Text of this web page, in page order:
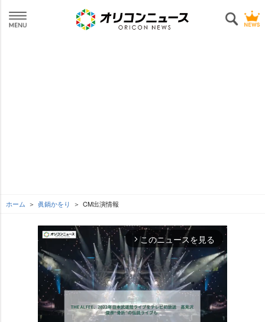
ホーム 眞鍋かをり CM出演情報
arrow_forward_ios このニュースを見る